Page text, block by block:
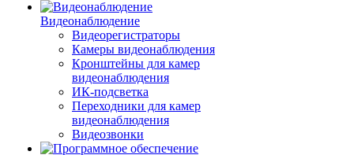
Видеонаблюдение
Видеорегистраторы
Камеры видеонаблюдения
Кронштейны для камер
видеонаблюдения
ИК-подсветка
Переходники для камер
видеонаблюдения
Видеозвонки